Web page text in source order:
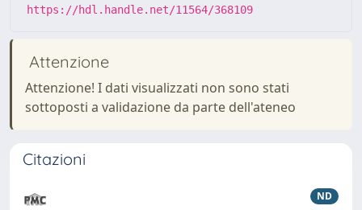
https://hdl.handle.net/11564/368109
Attenzione
Attenzione! I dati visualizzati non sono stati
sottoposti a validazione da parte dell'ateneo
Citazioni
ND